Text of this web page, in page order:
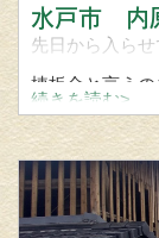
水戸市 内
先日から入ら
棟板金と言う
れ、最後に棟板
屋根、外壁、
合わせくださ
続きを読む>